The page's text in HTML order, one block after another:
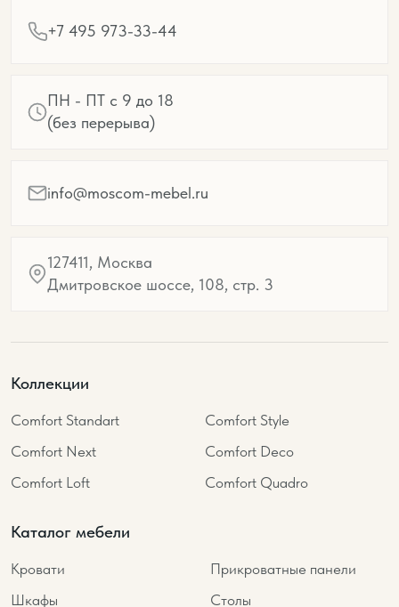
+7 495 973-33-44
ПН - ПТ с 9 до 18
(без перерыва)
info@moscom-mebel.ru
127411, Москва
Дмитровское шоссе, 108, стр. 3
Коллекции
Comfort Standart
Comfort Style
Comfort Next
Comfort Deco
Comfort Loft
Comfort Quadro
Каталог мебели
Кровати
Прикроватные панели
Шкафы
Столы